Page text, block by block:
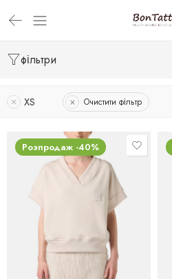
фільтри
XS Очистити фільтр
Розпродаж -40%
XS